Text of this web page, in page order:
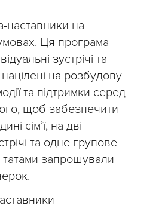
наставники на
Ця програма
зустрічі та
на розбудову
та підтримки серед
щоб забезпечити
сім’ї, на дві
та одне групове
татами запрошували